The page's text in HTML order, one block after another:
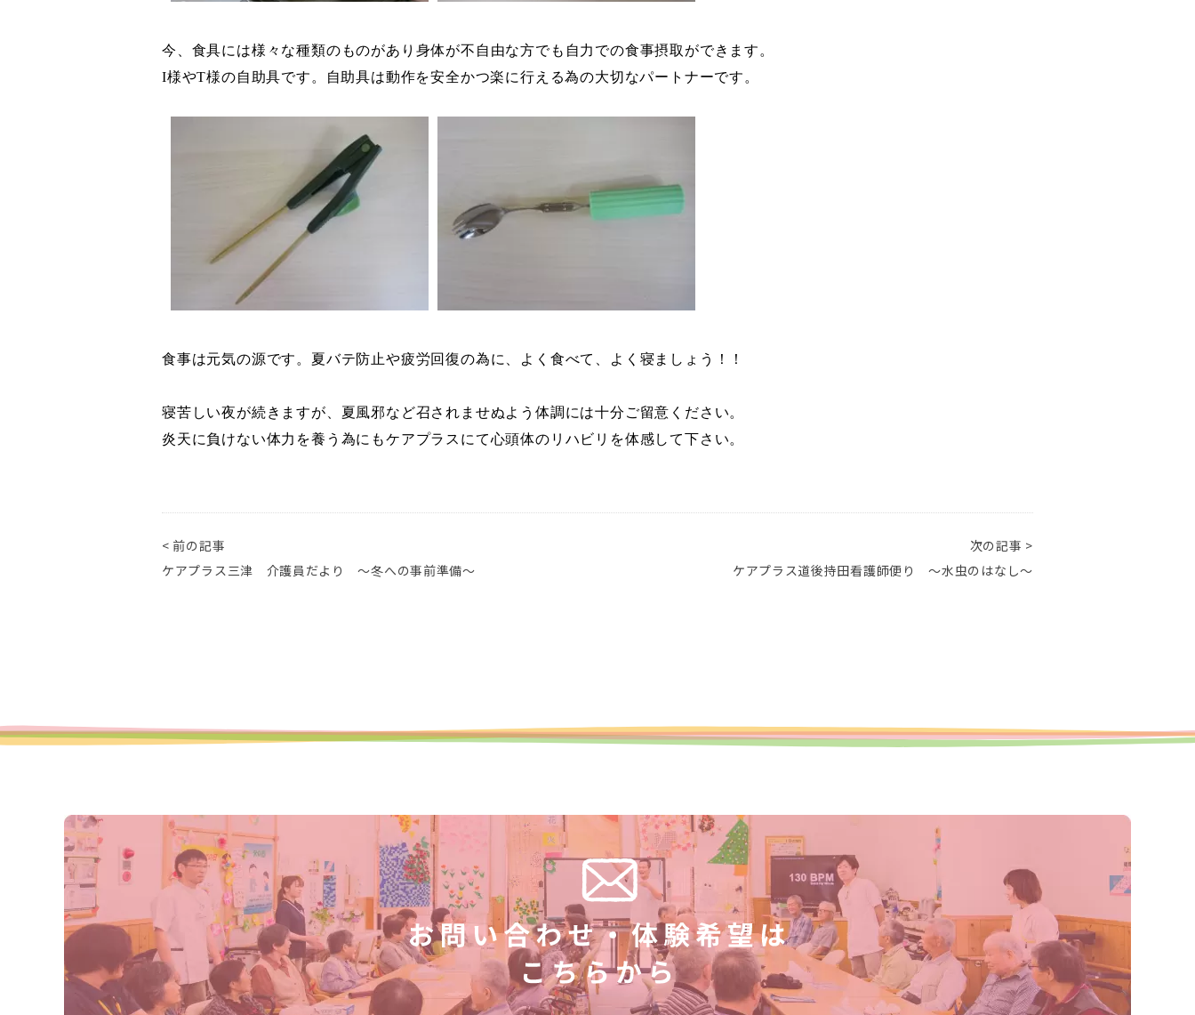
今、食具には様々な種類のものがあり身体が不自由な方でも自力での食事摂取ができます。
I様やT様の自助具です。自助具は動作を安全かつ楽に行える為の大切なパートナーです。
食事は元気の源です。夏バテ防止や疲労回復の為に、よく食べて、よく寝ましょう！！
寝苦しい夜が続きますが、夏風邪など召されませぬよう体調には十分ご留意ください。
炎天に負けない体力を養う為にもケアプラスにて心頭体のリハビリを体感して下さい。
< 前の記事
ケアプラス三津 介護員だより ～冬への事前準備～
次の記事 >
ケアプラス道後持田看護師便り ～水虫のはなし～